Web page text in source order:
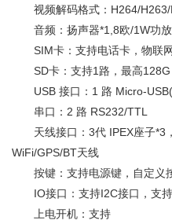
视频解码格式：H264/H263/
音频：扬声器*1,8欧/1W功放
SIM卡：支持电话卡，物联
SD卡：支持1路，最高128G
USB 接口：1 路 Micro-USB(
串口：2 路 RS232/TTL
天线接口：3代 IPEX座子*3，
WiFi/GPS/BT天线
按键：支持电源键，自定义
IO接口：支持I2C接口，支持
上电开机：支持